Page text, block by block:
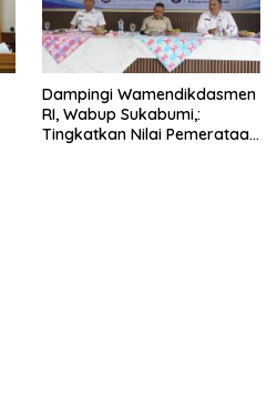
Dampingi Wamendikdasmen
RI, Wabup Sukabumi,:
Tingkatkan Nilai Pemerataan